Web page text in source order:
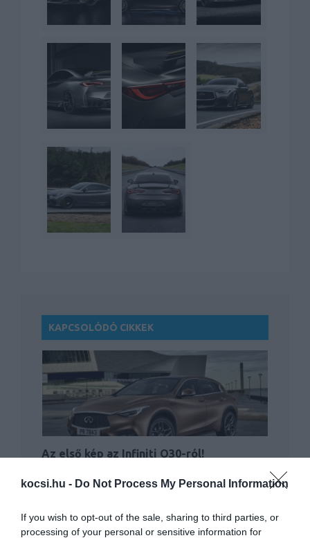
kocsi.hu - Do Not Process My Personal Information
If you wish to opt-out of the sale, sharing to third parties, or
processing of your personal or sensitive information for
KAPCSOLÓDÓ CIKKEK
Az első kép az Infiniti Q30-ról!